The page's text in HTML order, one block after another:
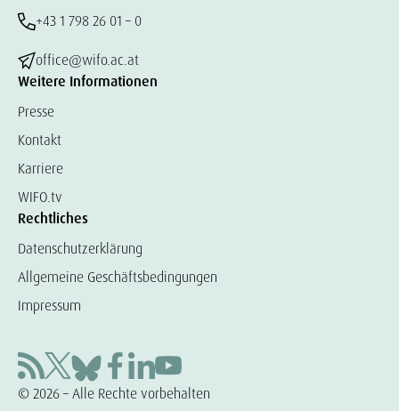
+43 1 798 26 01 – 0
office@wifo.ac.at
Weitere Informationen
Presse
Kontakt
Karriere
WIFO.tv
Rechtliches
Datenschutzerklärung
Allgemeine Geschäftsbedingungen
Impressum
© 2026 – Alle Rechte vorbehalten